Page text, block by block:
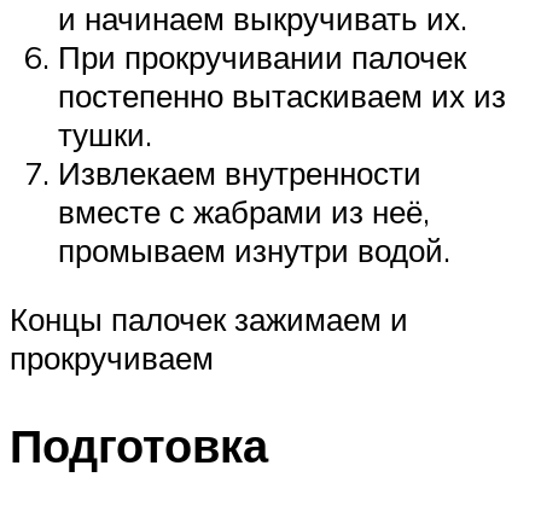
и начинаем выкручивать их.
При прокручивании палочек
постепенно вытаскиваем их из
тушки.
Извлекаем внутренности
вместе с жабрами из неё,
промываем изнутри водой.
Концы палочек зажимаем и
прокручиваем
Подготовка